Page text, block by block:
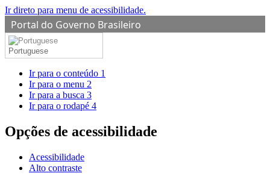
Ir direto para menu de acessibilidade.
Portal do Governo Brasileiro
Portuguese
Ir para o conteúdo 1
Ir para o menu 2
Ir para a busca 3
Ir para o rodapé 4
Opções de acessibilidade
Acessibilidade
Alto contraste